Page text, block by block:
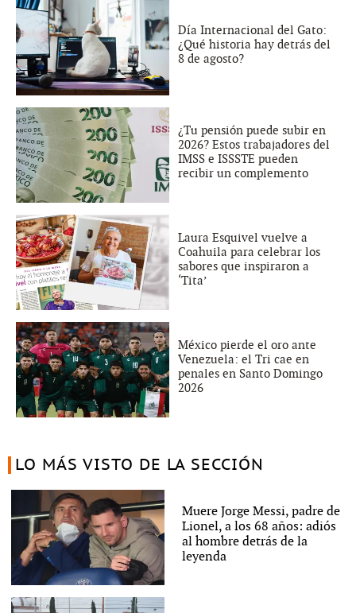
Día Internacional del Gato:
¿Qué historia hay detrás del
8 de agosto?
¿Tu pensión puede subir en
2026? Estos trabajadores del
IMSS e ISSSTE pueden
recibir un complemento
Laura Esquivel vuelve a
Coahuila para celebrar los
sabores que inspiraron a
‘Tita’
México pierde el oro ante
Venezuela: el Tri cae en
penales en Santo Domingo
2026
LO MÁS VISTO DE LA SECCIÓN
Muere Jorge Messi, padre de
Lionel, a los 68 años: adiós
al hombre detrás de la
leyenda